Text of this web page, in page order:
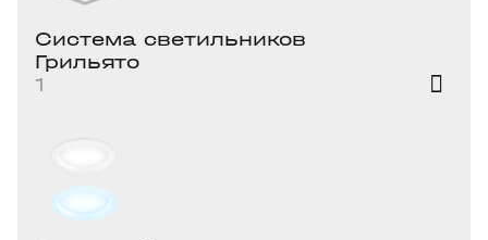
Система светильников
Грильято
1